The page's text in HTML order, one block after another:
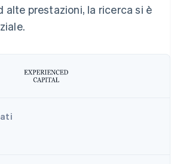
up
Stripe App Marketplace
alte prestazioni, la ricerca si è